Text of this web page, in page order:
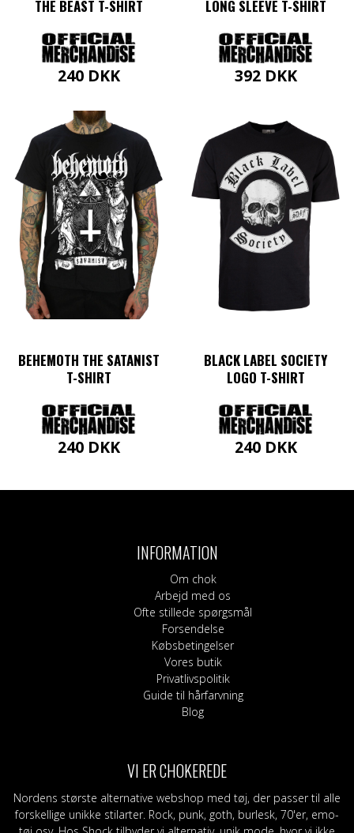
THE BEAST T-SHIRT
240 DKK
vare
har
varianter.
Mulighederne
kan
vælges
på
varesiden
LONG SLEEVE T-SHIRT
392 DKK
har
varianter.
Mulighederne
kan
vælges
på
varesiden
BEHEMOTH THE SATANIST
T-SHIRT
240 DKK
Mulighederne
varesiden
BLACK LABEL SOCIETY
LOGO T-SHIRT
240 DKK
INFORMATION
Om chok
Arbejd med os
Ofte stillede spørgsmål
Forsendelse
Købsbetingelser
Vores butik
Privatlivspolitik
Guide til hårfarvning
Blog
VI ER CHOKEREDE
Nordens største alternative webshop med tøj, der passer til alle
forskellige unikke stilarter. Rock, punk, goth, burlesk, 70'er, emo-